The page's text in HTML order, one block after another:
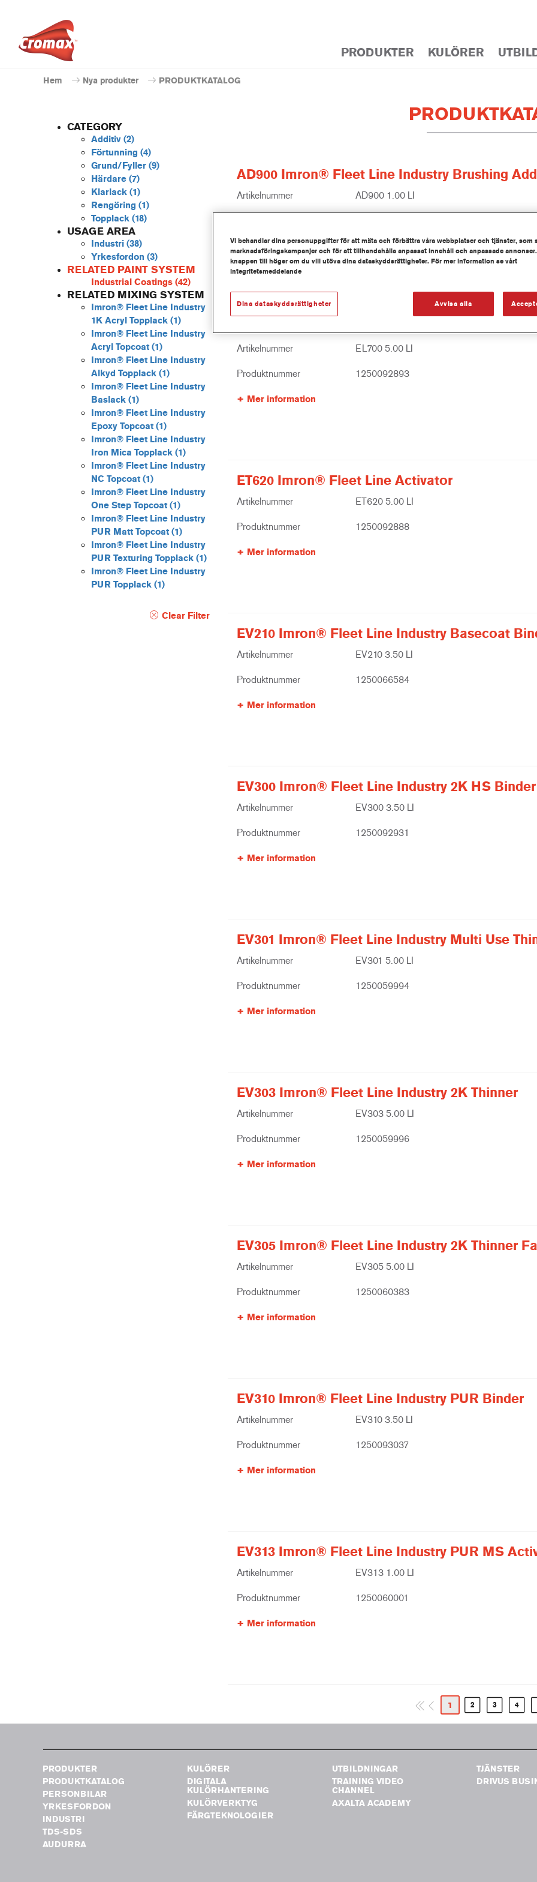
PRODUKTER KULÖRER
Hem Nya produkter PRODUKTKATALOG
CATEGORY
Additiv (2)
Förtunning (4)
Grund/Fyller (9)
Härdare (7)
Klarlack (1)
Rengöring (1)
Topplack (18)
USAGE AREA
Industri (38)
Yrkesfordon (3)
RELATED PAINT SYSTEM
Industrial Coatings (42)
RELATED MIXING SYSTEM
Imron® Fleet Line Industry
1K Acryl Topplack (1)
Imron® Fleet Line Industry
Acryl Topcoat (1)
Imron® Fleet Line Industry
Alkyd Topplack (1)
Imron® Fleet Line Industry
Baslack (1)
Imron® Fleet Line Industry
Epoxy Topcoat (1)
Imron® Fleet Line Industry
Iron Mica Topplack (1)
Imron® Fleet Line Industry
NC Topcoat (1)
Imron® Fleet Line Industry
One Step Topcoat (1)
Imron® Fleet Line Industry
PUR Matt Topcoat (1)
Imron® Fleet Line Industry
PUR Texturing Topplack (1)
Imron® Fleet Line Industry
PUR Topplack (1)
Clear Filter
AD900 Imron® Fleet Line Industry Brushing
Artikelnummer AD900 1.00 LI
Mer information
Artikelnummer EL700 5.00 LI
Produktnummer 1250092893
Mer information
ET620 Imron® Fleet Line Activator
Artikelnummer ET620 5.00 LI
Produktnummer 1250092888
Mer information
EV210 Imron® Fleet Line Industry Basecoat
Artikelnummer EV210 3.50 LI
Produktnummer 1250066584
Mer information
EV300 Imron® Fleet Line Industry 2K HS Binder
Artikelnummer EV300 3.50 LI
Produktnummer 1250092931
Mer information
EV301 Imron® Fleet Line Industry Multi Use
Artikelnummer EV301 5.00 LI
Produktnummer 1250059994
Mer information
EV303 Imron® Fleet Line Industry 2K Thinner
Artikelnummer EV303 5.00 LI
Produktnummer 1250059996
Mer information
EV305 Imron® Fleet Line Industry 2K Thinner
Artikelnummer EV305 5.00 LI
Produktnummer 1250060383
Mer information
EV310 Imron® Fleet Line Industry PUR Binder
Artikelnummer EV310 3.50 LI
Produktnummer 1250093037
Mer information
EV313 Imron® Fleet Line Industry PUR MS
Artikelnummer EV313 1.00 LI
Produktnummer 1250060001
Mer information
1 2 3 4
PRODUKTER
PRODUKTKATALOG
PERSONBILAR
YRKESFORDON
INDUSTRI
TDS-SDS
AUDURRA
KULÖRER
DIGITALA
KULÖRHANTERING
KULÖRVERKTYG
FÄRGTEKNOLOGIER
UTBILDNINGAR
TRAINING VIDEO
CHANNEL
AXALTA ACADEMY
TJÄNSTER
DRIVUS
Vi behandlar dina personuppgifter för att mäta och förbättra våra webbplatser och tjänster, som
marknadsföringskampanjer och för att tillhandahålla anpassat innehåll och anpassade
knappen till höger om du vill utöva dina dataskyddsrättigheter. För mer information se vårt
integritetsmeddelande
Avvisa alla
Dina dataskyddsrättigheter